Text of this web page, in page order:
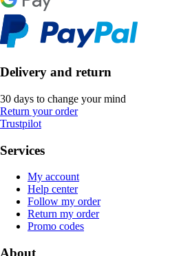
Delivery and return
30 days to change your mind
Return your order
Trustpilot
Services
My account
Help center
Follow my order
Return my order
Promo codes
About